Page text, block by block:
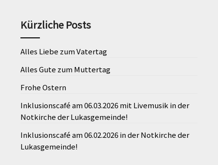
Kürzliche Posts
Alles Liebe zum Vatertag
Alles Gute zum Muttertag
Frohe Ostern
Inklusionscafé am 06.03.2026 mit Livemusik in der
Notkirche der Lukasgemeinde!
Inklusionscafé am 06.02.2026 in der Notkirche der
Lukasgemeinde!